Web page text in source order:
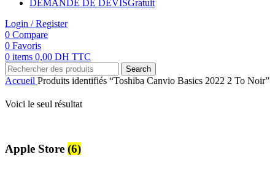
DEMANDE DE DEVISGratuit
Login / Register
0 Compare
0 Favoris
0 items 0,00 DH TTC
Search
Accueil Produits identifiés “Toshiba Canvio Basics 2022 2 To Noir”
Voici le seul résultat
Apple Store (6)